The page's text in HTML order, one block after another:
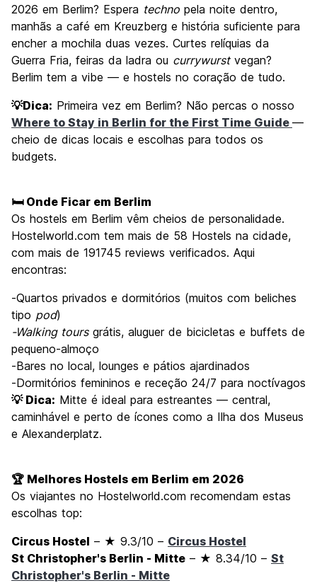
Festas / vida noturna
8.9
Custo-beneficio
8.6
2026 em Berlim? Espera techno pela noite dentro,
manhãs a café em Kreuzberg e história suficiente para
encher a mochila duas vezes. Curtes relíquias da
Guerra Fria, feiras da ladra ou currywurstvegan?
Berlim tem a vibe — e hostels no coração de tudo.
💡Dica: Primeira vez em Berlim? Não percas o nosso
Where to Stay in Berlin for the First Time Guide —
cheio de dicas locais e escolhas para todos os
budgets.
🛏️ Onde Ficar em Berlim
Os hostels em Berlim vêm cheios de personalidade.
Hostelworld.com tem mais de 58 Hostels na cidade,
com mais de 191745 reviews verificados. Aqui
encontras:
-Quartos privados e dormitórios (muitos com beliches
tipo pod)
-Walking toursgrátis, aluguer de bicicletas e buffets de
pequeno-almoço
-Bares no local, lounges e pátios ajardinados
-Dormitórios femininos e receção 24/7 para noctívagos
💡 Dica: Mitte é ideal para estreantes — central,
caminhável e perto de ícones como a Ilha dos Museus
e Alexanderplatz.
🏆 Melhores Hostels em Berlim em 2026
Os viajantes no Hostelworld.com recomendam estas
escolhas top:
Circus Hostel – ★ 9.3/10 – Circus Hostel
St Christopher's Berlin - Mitte – ★ 8.34/10 – St
Christopher's Berlin - Mitte